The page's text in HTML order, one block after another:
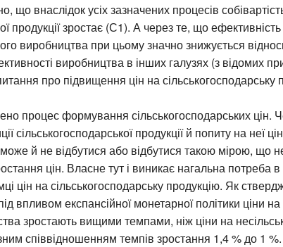
що внаслідок усіх зазначених процесів
продукції зростає (С1). А через те, що ефективність
виробництва при цьому значно знижується
виробництва в інших галузях (з відомих
про підвищення цін на сільськогосподарську
процес формування сільськогосподарських цін.
сільськогосподарської продукції й попиту на неї
й не відбутися або відбутися такою мірою, що
цін. Власне тут і виникає нагальна потреба
цін на сільськогосподарську продукцію. Як
впливом експансійної монетарної політики ціни
зростають вищими темпами, ніж ціни на
співвідношенням темпів зростання 1,4 % до 1 %.